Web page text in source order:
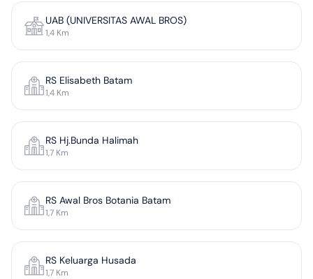
UAB (UNIVERSITAS AWAL BROS)
1,4 Km
RS Elisabeth Batam
1,4 Km
RS Hj.Bunda Halimah
1,7 Km
RS Awal Bros Botania Batam
1,7 Km
RS Keluarga Husada
1,7 Km